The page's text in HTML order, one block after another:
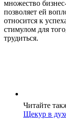
множество
позволяет ей
относится к
стимулом для
трудиться.
Читайте
Щекур в